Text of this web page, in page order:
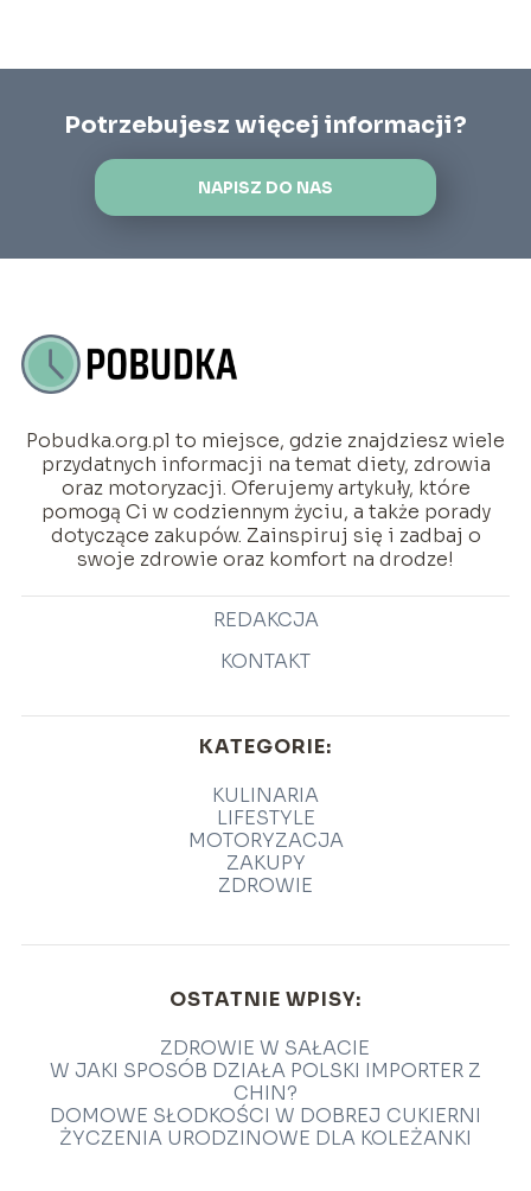
Potrzebujesz więcej informacji?
NAPISZ DO NAS
Pobudka.org.pl to miejsce, gdzie znajdziesz wiele
przydatnych informacji na temat diety, zdrowia
oraz motoryzacji. Oferujemy artykuły, które
pomogą Ci w codziennym życiu, a także porady
dotyczące zakupów. Zainspiruj się i zadbaj o
swoje zdrowie oraz komfort na drodze!
REDAKCJA
KONTAKT
KATEGORIE:
KULINARIA
LIFESTYLE
MOTORYZACJA
ZAKUPY
ZDROWIE
OSTATNIE WPISY:
ZDROWIE W SAŁACIE
W JAKI SPOSÓB DZIAŁA POLSKI IMPORTER Z
CHIN?
DOMOWE SŁODKOŚCI W DOBREJ CUKIERNI
ŻYCZENIA URODZINOWE DLA KOLEŻANKI